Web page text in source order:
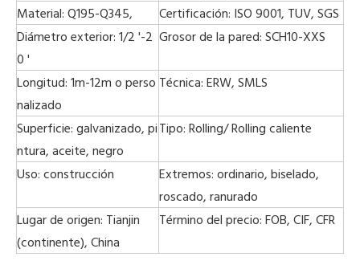
Material: Q195-Q345,
Certificación: ISO 9001, TUV, SGS
Diámetro exterior: 1/2 '-2
0 '
Grosor de la pared: SCH10-XXS
Longitud: 1m-12m o perso
nalizado
Técnica: ERW, SMLS
Superficie: galvanizado, pi
ntura, aceite, negro
Tipo: Rolling/ Rolling caliente
Uso: construcción
Extremos: ordinario, biselado,
roscado, ranurado
Lugar de origen: Tianjin
(continente), China
Término del precio: FOB, CIF, CFR